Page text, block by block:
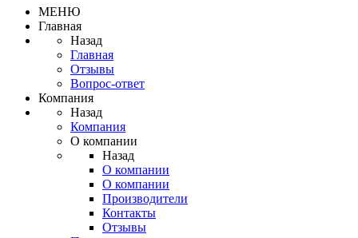
МЕНЮ
Главная
Назад
Главная
Отзывы
Вопрос-ответ
Компания
Назад
Компания
О компании
Назад
О компании
О компании
Производители
Контакты
Отзывы